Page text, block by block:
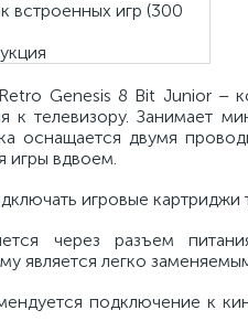
встроенных игр (300
Genesis 8 Bit Junior –
к телевизору. Занимает
оснащается двумя
игры вдвоем.
игровые картриджи
через разъем
является легко
подключение к